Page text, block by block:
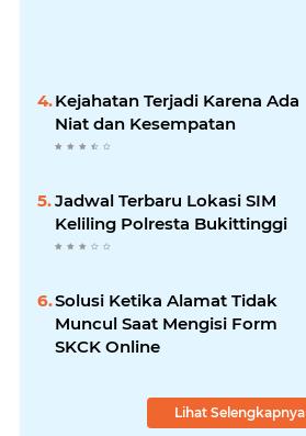
Kejahatan Terjadi Karena Ada
Niat dan Kesempatan
Jadwal Terbaru Lokasi SIM
Keliling Polresta Bukittinggi
Solusi Ketika Alamat Tidak
Muncul Saat Mengisi Form
SKCK Online
Lihat Selengkapnya